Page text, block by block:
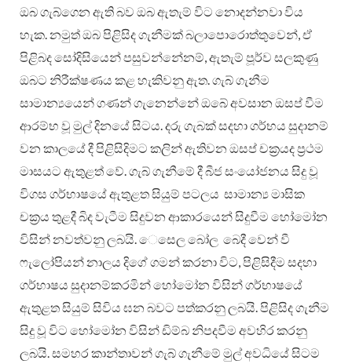
ඔබ ගැබ්ගෙන ඇති බව ඔබ ඇතැම් විට නොදන්නවා විය
හැක. නමුත් ඔබ පිළිසිද ගැනීමක් බලාපොරොත්තුවෙන්, ඒ
පිළිබද සෝදිසියෙන් පසුවන්නේනම්, ඇතැම් පූර්ව සලකුණු
ඔබට නිරීක්ෂණය කළ හැකිවනු ඇත. ගැබ් ගැනීම
සාමාන්‍යයෙන් ගණන් ගැනෙන්නේ ඔබේ අවසාන ඔසප් වීම
ආරම්භ වූ මුල් දිනයේ සිටය. දරු ගැබක් සදහා ගර්භය සුදානම්
වන කාලයේ දී පිළිසිදිමට කලින් ඇතිවන ඔසප් චක‍්‍රයද ප‍්‍රථම
මාසයට ඇතුළත් වේ. ගැබ් ගැනීමේ දී බීජ සංයෝජනය සිදු වූ
විගස ගර්භාෂයේ ඇතුළත සියුම් පටලය සාමාන්‍ය මාසික
චක‍්‍රය තුළදී බිද වැටීම සිදුවන ආකාරයෙන් සිදුවීම හෝමෝන
විසින් නවත්වනු ලබයි. ‌ෙසෙල බෝල බෙදී වෙන් වී
ෆැලෝපියන් නාලය දිගේ ගමන් කරනා විට, පිළිසිදීම සදහා
ගර්භාෂය සුදානම්කරමින් හෝමෝන විසින් ගර්භාෂයේ
ඇතුළත සියුම් සිවිය ඝන බවට පත්කරනු ලබයි. පිළිසිද ගැනීම
සිදු වූ විට හෝමෝන විසින් ඩිම්බ නිපදවීම අවහිර කරනු
ලබයි. සමහර කාන්තාවන් ගැබ් ගැනීමේ මුල් අවධියේ සිටම